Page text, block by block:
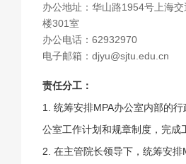
办公地址：华山路1954号上海
楼301室
办公电话：62932970
电子邮箱：djyu@sjtu.edu.cn
责任分工：
1. 统筹安排MPA办公室内部的
公室工作计划和规章制度，完成
2. 在主管院长领导下，统筹安排